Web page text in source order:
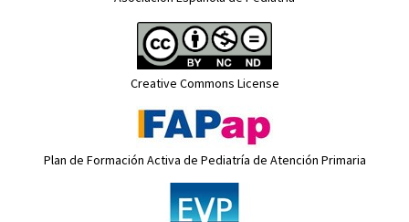
Creative Commons License
Plan de Formación Activa de Pediatría de Atención Primaria